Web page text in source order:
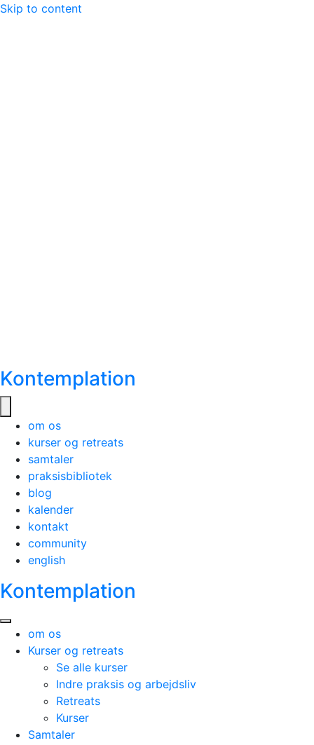
Skip to content
Kontemplation
om os
kurser og retreats
samtaler
praksisbibliotek
blog
kalender
kontakt
community
english
Kontemplation
om os
Kurser og retreats
Se alle kurser
Indre praksis og arbejdsliv
Retreats
Kurser
Samtaler